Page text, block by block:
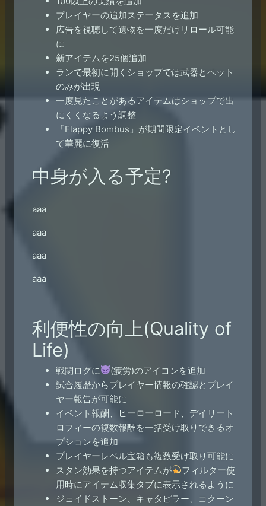
プレイヤーの追加ステータスを追加
広告を視聴して遺物を一度だけリロール可能
に
新アイテムを25個追加
ランで最初に開くショップでは武器とペット
のみが出現
一度見たことがあるアイテムはショップで出
にくくなるよう調整
「Flappy Bombus」が期間限定イベントとし
て華麗に復活
中身が入る予定?
aaa
aaa
aaa
aaa
利便性の向上(Quality of
Life)
戦闘ログに
(疲労)のアイコンを追加
試合履歴からプレイヤー情報の確認とプレイ
ヤー報告が可能に
イベント報酬、ヒーローロード、デイリート
ロフィーの複数報酬を一括受け取りできるオ
プションを追加
プレイヤーレベル宝箱も複数受け取り可能に
スタン効果を持つアイテムが
フィルター使
用時にアイテム収集タブに表示されるように
ジェイドストーン、キャタピラー、コクーン